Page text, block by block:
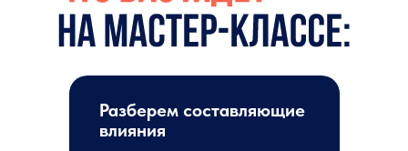
Разберем составляющие
влияния